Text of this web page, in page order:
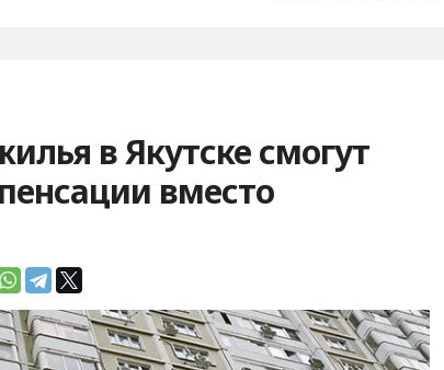
в Якутске смогут
вместо